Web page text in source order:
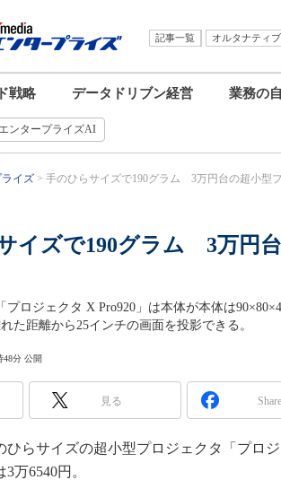
記事一覧 オルタナティ
戦略 データドリブン経営 業務の
エンタープライズAI
ライズ 手のひらサイズで190グラム 3万円台の超小型
イズで190グラム 3万円
プロジェクタ X Pro920」は本体が本体は
た距離から25インチの画面を投影できる。
48分 公開
見る Share
らサイズの超小型プロジェクタ「プロ
万6540円。